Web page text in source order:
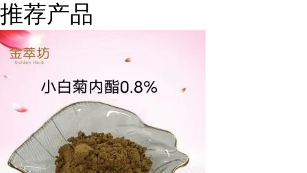
推荐产品